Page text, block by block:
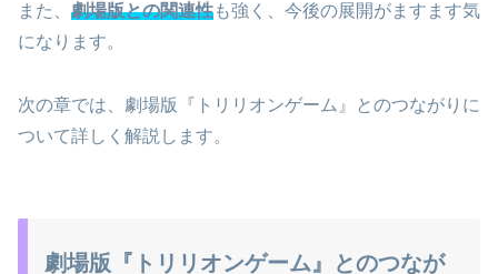
また、 劇場版との関連性も強く、今後の展開がますます気
になります。
次の章では、劇場版『トリリオンゲーム』とのつながりに
ついて詳しく解説します。
劇場版『トリリオンゲーム』とのつなが